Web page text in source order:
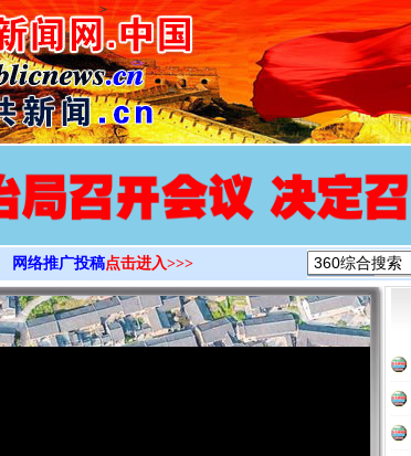
>
网络推广投稿点击进入>>>